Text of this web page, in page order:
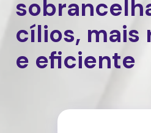
cílios, mais
e eficiente